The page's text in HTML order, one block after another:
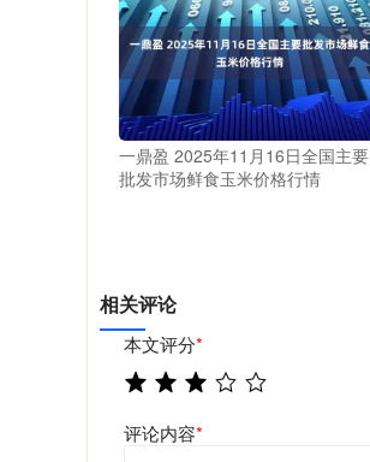
一鼎盈 2025年11月16日全国主要
批发市场鲜食玉米价格行情
相关评论
本文评分*
评论内容*